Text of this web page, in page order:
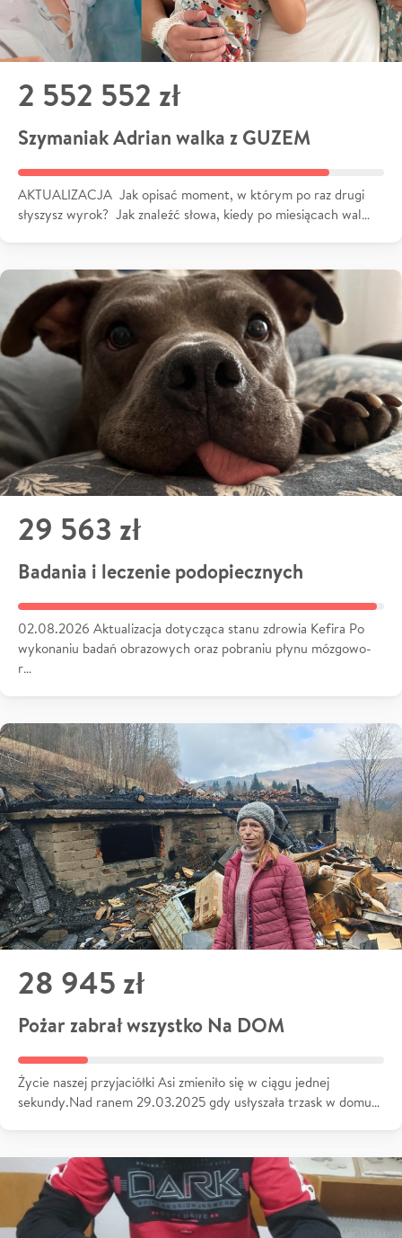
2 552 552 zł
Szymaniak Adrian walka z GUZEM
AKTUALIZACJA Jak opisać moment, w którym po raz drugi
słyszysz wyrok? Jak znaleźć słowa, kiedy po miesiącach wal…
29 563 zł
Badania i leczenie podopiecznych
02.08.2026 Aktualizacja dotycząca stanu zdrowia Kefira Po
wykonaniu badań obrazowych oraz pobraniu płynu mózgowo-
r…
28 945 zł
Pożar zabrał wszystko Na DOM
Życie naszej przyjaciółki Asi zmieniło się w ciągu jednej
sekundy.Nad ranem 29.03.2025 gdy usłyszała trzask w domu…